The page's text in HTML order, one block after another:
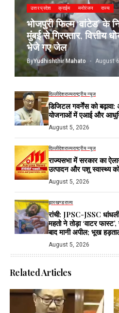
उत्तर प्रदेश क्राईम मनोरंजन राज्य
भोजपुरी फिल्म ‘वांटेड’ के
मुंबई से गिरफ्तार, वित्तीय
भेजे गए जेल
ByYudhishthir Mahato August
दिल्लीदेशराज्यराष्ट्रीय न्यूज
डिजिटल गवर्नेंस को
योजनाओं में एआई और
August 5, 2026
दिल्लीदेशराज्यराष्ट्रीय न्यूज
राज्यसभा में सरकार का
उत्पादन और पशु स्वास्थ्य को
August 5, 2026
झारखण्डराज्य
रांची: JPSC-JSSC
महतो ने तोड़ा ‘वाटर
बाद मानी अपील; भूख
August 5, 2026
Related Articles